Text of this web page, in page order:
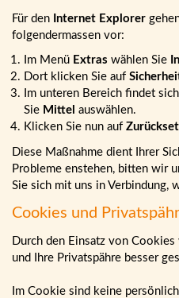
Für den Internet Explorer
folgendermassen vor:
Im Menü Extras wählen Sie
Dort klicken Sie auf
Im unteren Bereich findet
Sie Mittel auswählen.
Klicken Sie nun auf
Diese Maßnahme dient Ihrer
Probleme enstehen, bitten wir
Sie sich mit uns in Verbindung,
Cookies und
Durch den Einsatz von
und Ihre Privatspähre besser
Im Cookie sind keine